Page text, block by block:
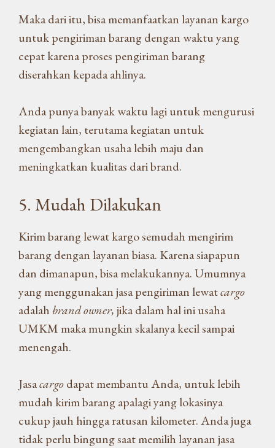
Maka dari itu, bisa memanfaatkan layanan kargo
untuk pengiriman barang dengan waktu yang
cepat karena proses pengiriman barang
diserahkan kepada ahlinya.
Anda punya banyak waktu lagi untuk mengurusi
kegiatan lain, terutama kegiatan untuk
mengembangkan usaha lebih maju dan
meningkatkan kualitas dari brand.
5. Mudah Dilakukan
Kirim barang lewat kargo semudah mengirim
barang dengan layanan biasa. Karena siapapun
dan dimanapun, bisa melakukannya. Umumnya
yang menggunakan jasa pengiriman lewatcargo
adalah brand owner,jika dalam hal ini usaha
UMKM maka mungkin skalanya kecil sampai
menengah.
Jasacargodapat membantu Anda, untuk lebih
mudah kirim barang apalagi yang lokasinya
cukup jauh hingga ratusan kilometer. Anda juga
tidak perlu bingung saat memilih layanan jasa